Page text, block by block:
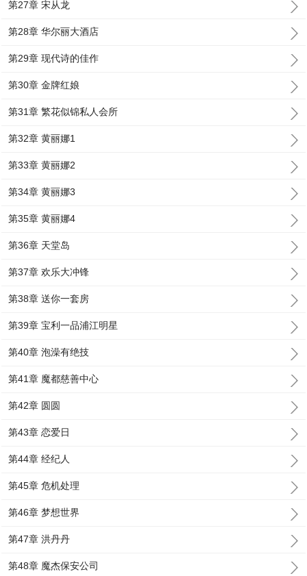
第27章 宋从龙
第28章 华尔丽大酒店
第29章 现代诗的佳作
第30章 金牌红娘
第31章 繁花似锦私人会所
第32章 黄丽娜1
第33章 黄丽娜2
第34章 黄丽娜3
第35章 黄丽娜4
第36章 天堂岛
第37章 欢乐大冲锋
第38章 送你一套房
第39章 宝利一品浦江明星
第40章 泡澡有绝技
第41章 魔都慈善中心
第42章 圆圆
第43章 恋爱日
第44章 经纪人
第45章 危机处理
第46章 梦想世界
第47章 洪丹丹
第48章 魔杰保安公司